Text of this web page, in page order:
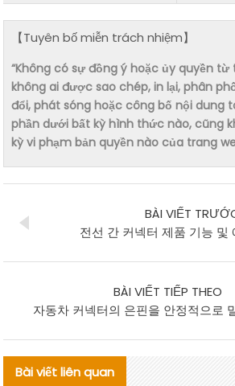
【Tuyên bố miễn trách nhiệm】
“Không có sự đồng ý hoặc ủy quyền từ
không ai được sao chép, in lại, phân
đổi, phát sóng hoặc công bố nội dung
phần dưới bất kỳ hình thức nào, cũng
kỳ vi phạm bản quyền nào của trang
BÀI VIẾT
전선 간 커넥터 제품 기능 및
BÀI VIẾT TIẾP THEO
자동차 커넥터의 은핀을 안정적으로
Bài viết liên quan